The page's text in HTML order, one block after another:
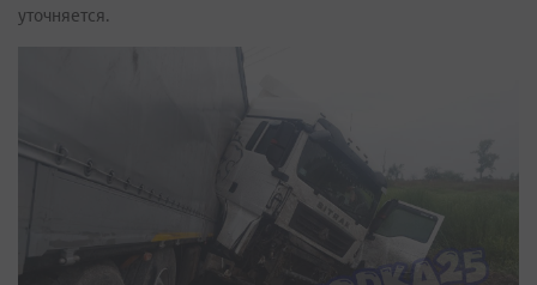
уточняется.